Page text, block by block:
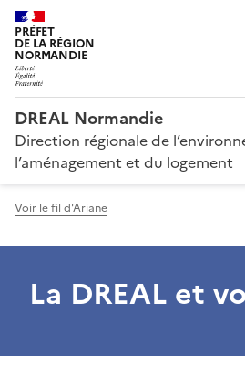
PRÉFET
DE LA RÉGION
NORMANDIE
DREAL Normandie
Direction régionale de
l’aménagement et du logement
Voir le fil d'Ariane
La DREAL et